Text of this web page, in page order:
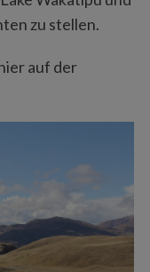
zu stellen.
auf der